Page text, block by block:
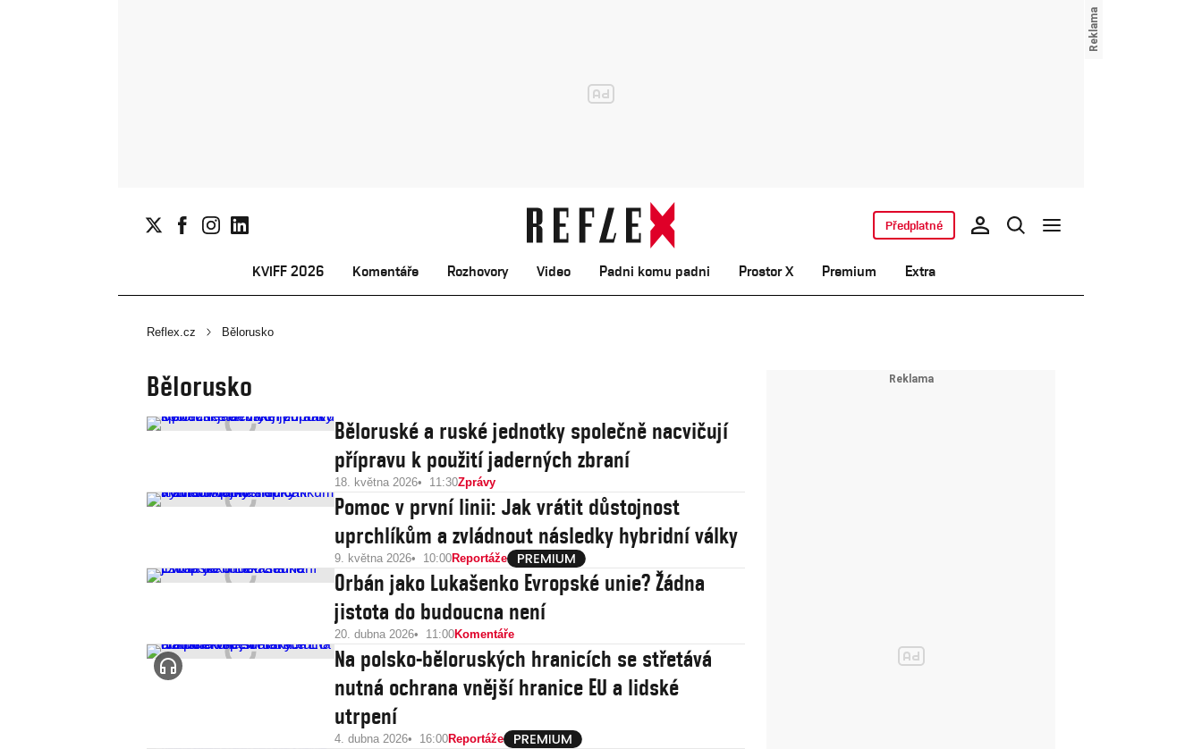
KVIFF 2026 Komentáře Rozhovory Video Padni komu padni Prostor X Premium Extra
Předplatné
Reflex.cz Bělorusko
Bělorusko
Běloruské a ruské jednotky společně nacvičují
přípravu k použití jaderných zbraní
18. května 2026 11:30Zprávy
Pomoc v první linii: Jak vrátit důstojnost
uprchlíkům a zvládnout následky hybridní války
9. května 2026 10:00Reportáže
Orbán jako Lukašenko Evropské unie? Žádna
jistota do budoucna není
20. dubna 2026 11:00Komentáře
Na polsko-běloruských hranicích se střetává
nutná ochrana vnější hranice EU a lidské
utrpení
4. dubna 2026 16:00Reportáže